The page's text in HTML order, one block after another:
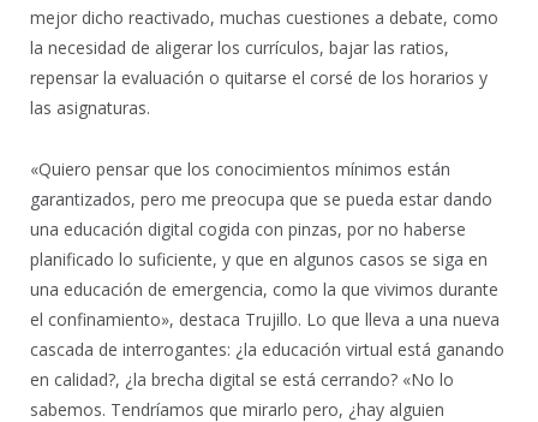
mejor dicho reactivado, muchas cuestiones a debate, como
la necesidad de aligerar los currículos, bajar las ratios,
repensar la evaluación o quitarse el corsé de los horarios y
las asignaturas.
«Quiero pensar que los conocimientos mínimos están
garantizados, pero me preocupa que se pueda estar dando
una educación digital cogida con pinzas, por no haberse
planificado lo suficiente, y que en algunos casos se siga en
una educación de emergencia, como la que vivimos durante
el confinamiento», destaca Trujillo. Lo que lleva a una nueva
cascada de interrogantes: ¿la educación virtual está ganando
en calidad?, ¿la brecha digital se está cerrando? «No lo
sabemos. Tendríamos que mirarlo pero, ¿hay alguien